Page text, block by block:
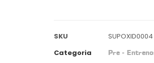
SKU
SUPOXID0004
Categoria
Pre -